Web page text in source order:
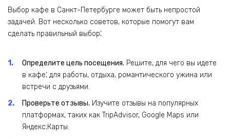
Выбор кафе в Санкт-Петербурге может быть непростой
задачей. Вот несколько советов, которые помогут вам
сделать правильный выбор⁚
Определите цель посещения. Решите, для чего вы идете
в кафе⁚ для работы, отдыха, романтического ужина или
встречи с друзьями.
Проверьте отзывы. Изучите отзывы на популярных
платформах, таких как TripAdvisor, Google Maps или
Яндекс;Карты.